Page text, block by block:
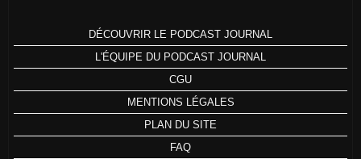
DÉCOUVRIR LE PODCAST JOURNAL
L'ÉQUIPE DU PODCAST JOURNAL
CGU
MENTIONS LÉGALES
PLAN DU SITE
FAQ